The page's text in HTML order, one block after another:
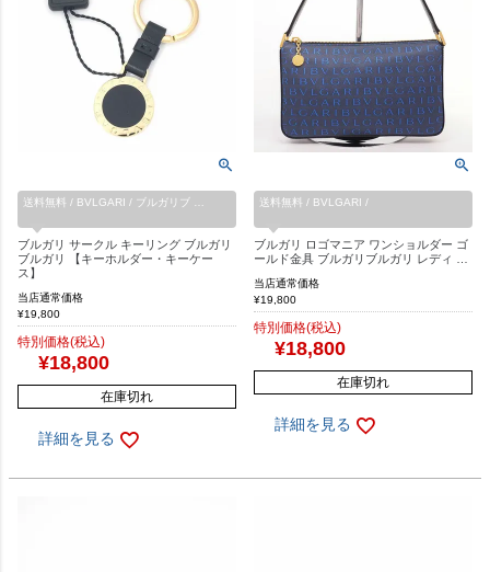
送料無料 / BVLGARI / ブルガリブ …
ブルガリ サークル キーリング ブルガリ
ブルガリ 【キーホルダー・キーケー
ス】
当店通常価格
¥19,800
特別価格(税込)
¥18,800
在庫切れ
詳細を見る
送料無料 / BVLGARI /
ブルガリ ロゴマニア ワンショルダー ゴ
ールド金具 ブルガリブルガリ レディ …
当店通常価格
¥19,800
特別価格(税込)
¥18,800
在庫切れ
詳細を見る